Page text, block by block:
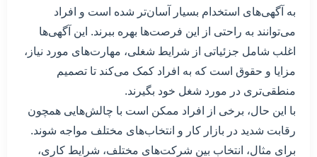
به آگهی‌های استخدام بسیار آسان‌تر شده است و افراد
می‌توانند به راحتی از این فرصت‌ها بهره ببرند. این آگهی‌ها
اغلب شامل جزئیاتی از شرایط شغلی، مهارت‌های مورد نیاز،
مزایا و حقوق است که به افراد کمک می‌کند تا تصمیم
منطقی‌تری در مورد شغل خود بگیرند.
با این حال، برخی از افراد ممکن است با چالش‌هایی همچون
رقابت شدید در بازار کار و انتخاب‌های مختلف مواجه شوند.
برای مثال، انتخاب بین شرکت‌های مختلف، شرایط کاری،